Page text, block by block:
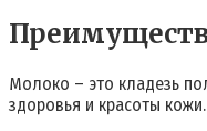
Молоко – это кладезь
здоровья и красоты